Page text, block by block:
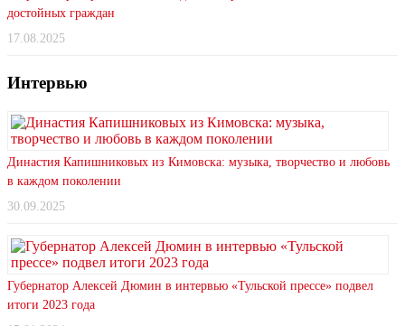
достойных граждан
17.08.2025
Интервью
Династия Капишниковых из Кимовска: музыка, творчество и любовь
в каждом поколении
30.09.2025
Губернатор Алексей Дюмин в интервью «Тульской прессе» подвел
итоги 2023 года